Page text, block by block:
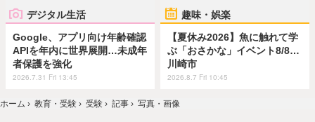
デジタル生活
Google、アプリ向け年齢確認
APIを年内に世界展開…未成年
者保護を強化
2026.7.31 Fri 13:45
趣味・娯楽
【夏休み2026】魚に触れて学
ぶ「おさかな」イベント8/8…
川崎市
2026.8.7 Fri 10:45
ホーム › 教育・受験 › 受験 › 記事 › 写真・画像